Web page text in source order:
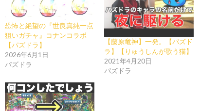
恐怖と絶望の『世良真純一点
狙いガチャ』コナンコラボ
【パズドラ】
2026年6月1日
パズドラ
【藤原竜神】一発。【パズド
ラ】【りゅうしんが歌う猫】
2021年4月20日
パズドラ